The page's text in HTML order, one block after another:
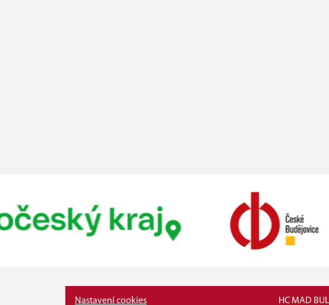
Nastavení cookies HC MAD